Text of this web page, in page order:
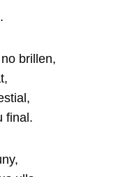
brillen,
final.